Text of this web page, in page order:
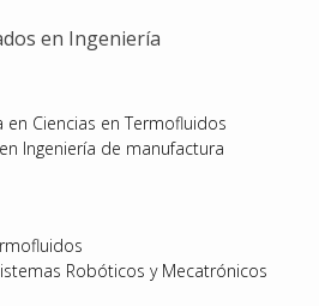
en Ingeniería
en Ciencias en Termofluidos
Ingeniería de manufactura
Robóticos y Mecatrónicos